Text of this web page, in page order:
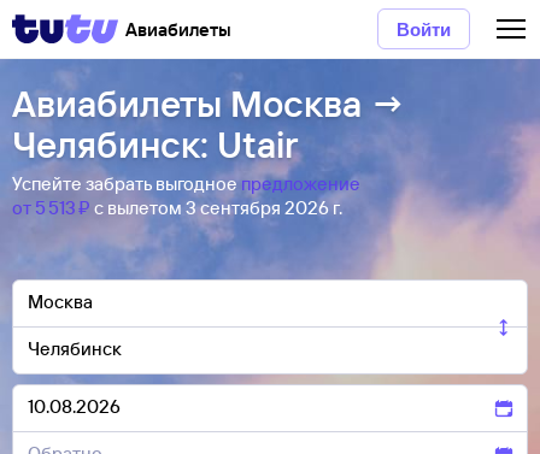
Авиабилеты Войти
Авиабилеты Москва →
Челябинск: Utair
Успейте забрать выгодноепредложение
от 5 ⁠513 ⁠₽ с вылетом 3 сентября 2026 г.